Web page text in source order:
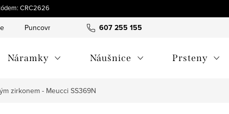
CRC2626
607 255 155
Puncovní značky Hodnocení obchodu
Náramky Náušnice Prsteny
zirkonem - Meucci SS369N